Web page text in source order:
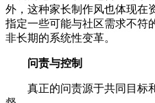
外，这种家长制作风也体现
指定一些可能与社区需求不符
非长期的系统性变革。
问责与控制
真正的问责源于共同目标